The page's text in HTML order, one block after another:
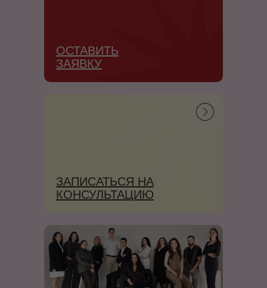
ОСТАВИТЬ
ЗАЯВКУ
ЗАПИСАТЬСЯ НА
КОНСУЛЬТАЦИЮ